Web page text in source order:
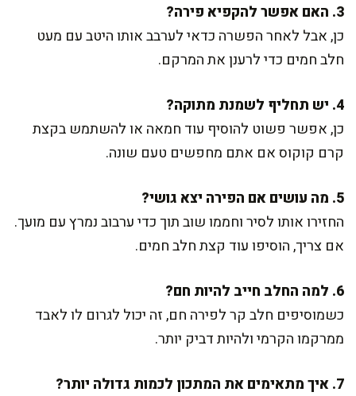
3. האם אפשר להקפיא פירה?
כן, אבל לאחר הפשרה כדאי לערבב אותו היטב עם מעט
חלב חמים כדי לרענן את המרקם.
4. יש תחליף לשמנת מתוקה?
כן, אפשר פשוט להוסיף עוד חמאה או להשתמש בקצת
קרם קוקוס אם אתם מחפשים טעם שונה.
5. מה עושים אם הפירה יצא גושי?
החזירו אותו לסיר וחממו שוב תוך כדי ערבוב נמרץ עם מועך.
אם צריך, הוסיפו עוד קצת חלב חמים.
6. למה החלב חייב להיות חם?
כשמוסיפים חלב קר לפירה חם, זה יכול לגרום לו לאבד
ממרקמו הקרמי ולהיות דביק יותר.
7. איך מתאימים את המתכון לכמות גדולה יותר?